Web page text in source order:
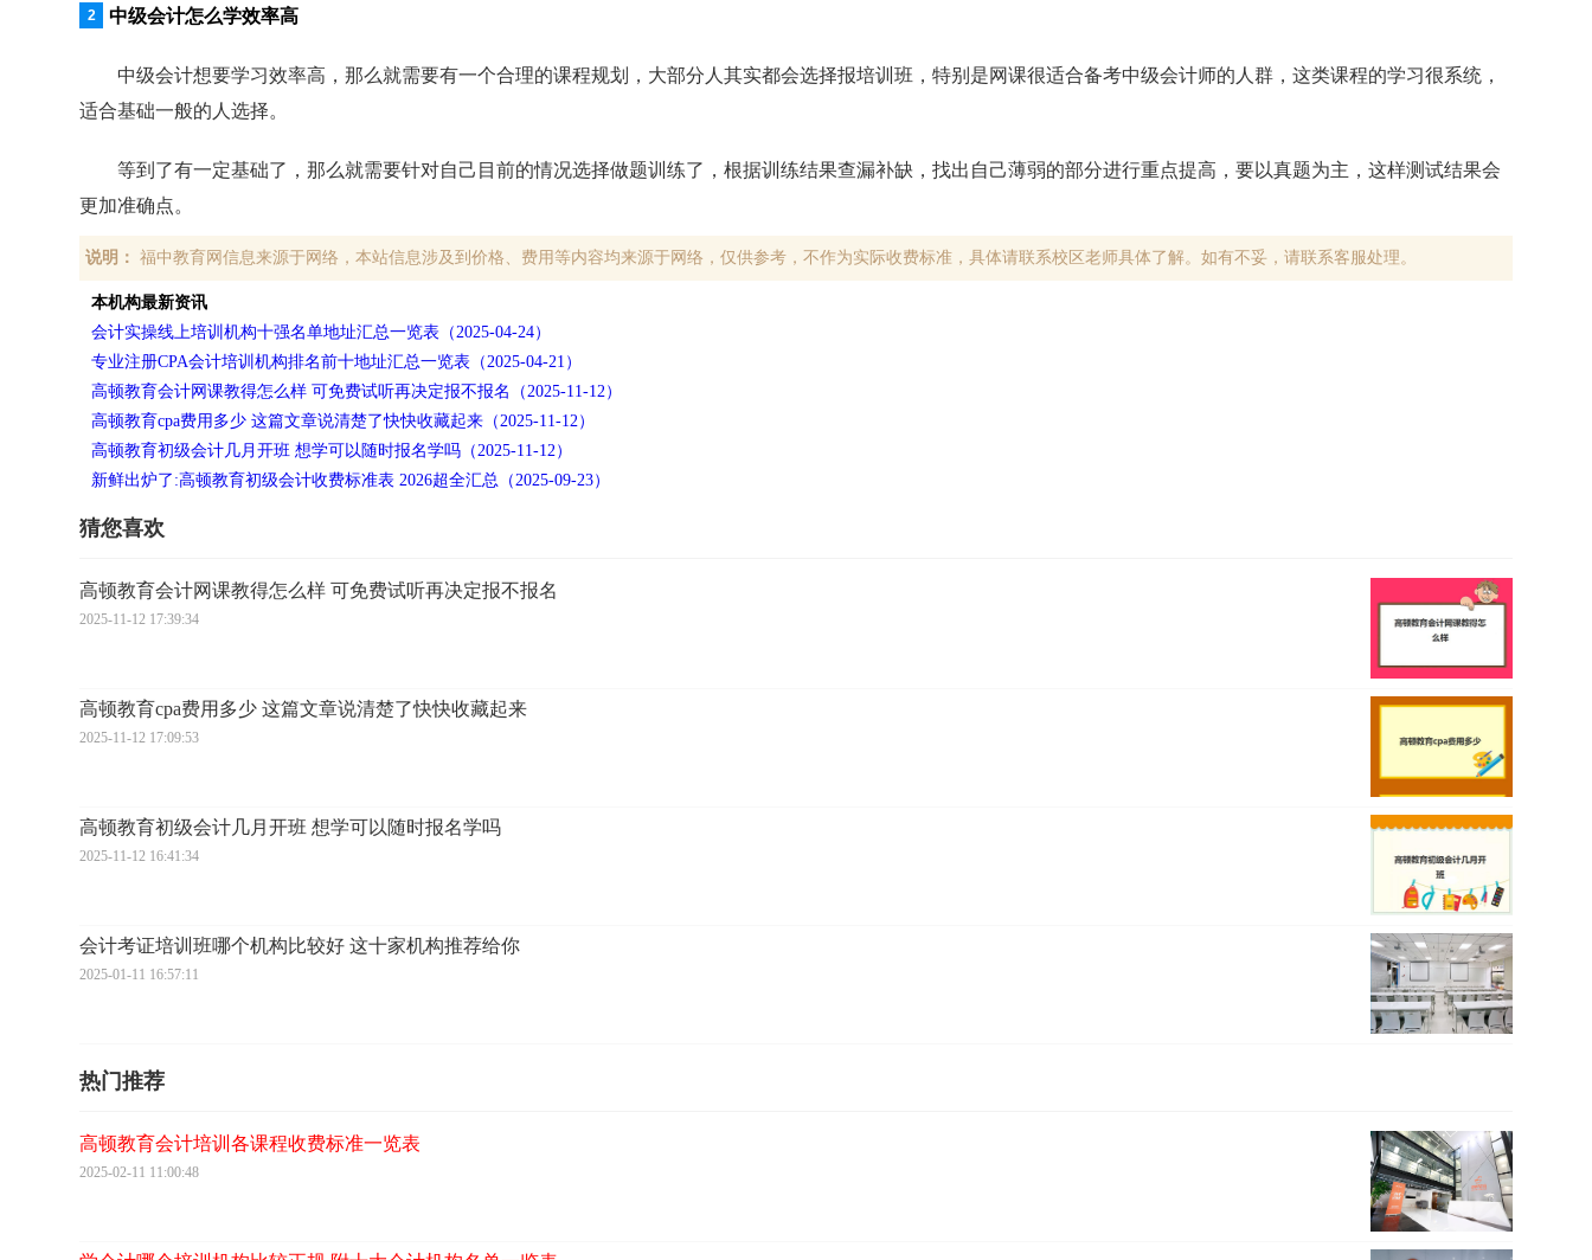
中级会计怎么学效率高
中级会计想要学习效率高，那么就需要有一个合理的课程规划，大部分人其实都会选择报培训班，特别是网课很适合备考中级会计师的人群，这类课程的学习很系统，
适合基础一般的人选择。
等到了有一定基础了，那么就需要针对自己目前的情况选择做题训练了，根据训练结果查漏补缺，找出自己薄弱的部分进行重点提高，要以真题为主，这样测试结果会
更加准确点。
说明： 福中教育网信息来源于网络，本站信息涉及到价格、费用等内容均来源于网络，仅供参考，不作为实际收费标准，具体请联系校区老师具体了解。如有不妥，请联系客服处理。
本机构最新资讯
会计实操线上培训机构十强名单地址汇总一览表（2025-04-24）
专业注册CPA会计培训机构排名前十地址汇总一览表（2025-04-21）
高顿教育会计网课教得怎么样 可免费试听再决定报不报名（2025-11-12）
高顿教育cpa费用多少 这篇文章说清楚了快快收藏起来（2025-11-12）
高顿教育初级会计几月开班 想学可以随时报名学吗（2025-11-12）
新鲜出炉了:高顿教育初级会计收费标准表 2026超全汇总（2025-09-23）
猜您喜欢
高顿教育会计网课教得怎么样 可免费试听再决定报不报名
2025-11-12 17:39:34
高顿教育cpa费用多少 这篇文章说清楚了快快收藏起来
2025-11-12 17:09:53
高顿教育初级会计几月开班 想学可以随时报名学吗
2025-11-12 16:41:34
会计考证培训班哪个机构比较好 这十家机构推荐给你
2025-01-11 16:57:11
热门推荐
高顿教育会计培训各课程收费标准一览表
2025-02-11 11:00:48